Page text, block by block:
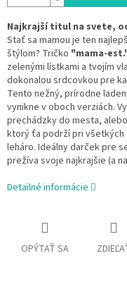
Najkrajší titul na svete,
Stať sa mamou je ten
štýlom? Tričko "mama-
zelenými lístkami a tvojím
dokonalou srdcovkou pre
Tento nežný, prírodne
vynikne v oboch verziách.
prechádzky do mesta,
ktorý ťa podrží pri všetkých
leháro. Ideálny darček pre
prežíva svoje najkrajšie (a
Detailné informácie
OPÝTAŤ SA